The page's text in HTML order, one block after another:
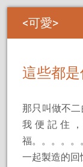
可愛
這些都
那只叫做不二
我便記住
福。。。。。
一起製造的回